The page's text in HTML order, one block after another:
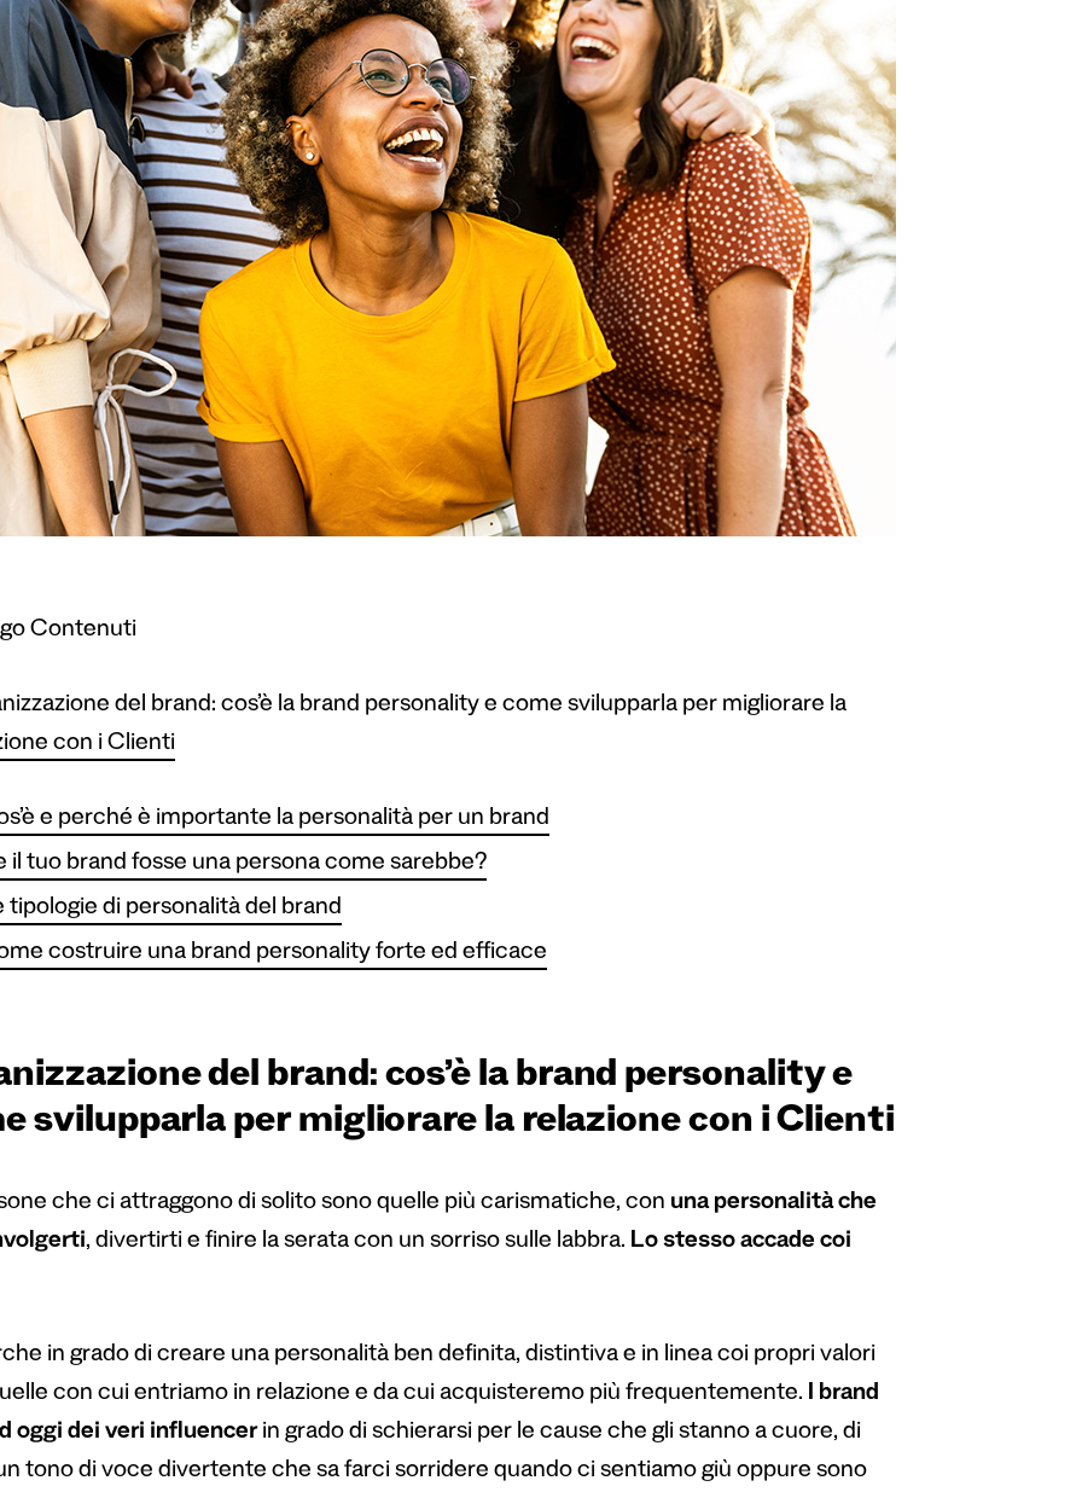
Contenuti
del brand: cos’è la brand personality e come svilupparla per migliorare la
con i Clienti
e perché è importante la personalità per un brand
il tuo brand fosse una persona come sarebbe?
tipologie di personalità del brand
costruire una brand personality forte ed efficace
del brand: cos’è la brand personality e
svilupparla per migliorare la relazione con i Clienti
che ci attraggono di solito sono quelle più carismatiche, con una personalità che
, divertirti e finire la serata con un sorriso sulle labbra. Lo stesso accade coi
in grado di creare una personalità ben definita, distintiva e in linea coi propri valori
con cui entriamo in relazione e da cui acquisteremo più frequentemente. I brand
oggi dei veri influencerin grado di schierarsi per le cause che gli stanno a cuore, di
tono di voce divertente che sa farci sorridere quando ci sentiamo giù oppure sono